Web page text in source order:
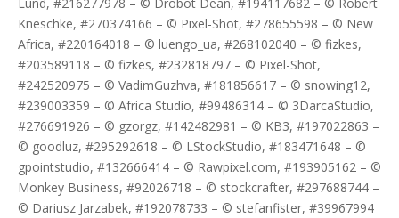
Kneschke, #270374166 – © Pixel-Shot, #278655598 – © New
Africa, #220164018 – © luengo_ua, #268102040 – © fizkes,
#203589118 – © fizkes, #232818797 – © Pixel-Shot,
#242520975 – © VadimGuzhva, #181856617 – © snowing12,
#239003359 – © Africa Studio, #99486314 – © 3DarcaStudio,
#276691926 – © gzorgz, #142482981 – © KB3, #197022863 –
© goodluz, #295292618 – © LStockStudio, #183471648 – ©
gpointstudio, #132666414 – © Rawpixel.com, #193905162 – ©
Monkey Business, #92026718 – © stockcrafter, #297688744 –
© Dariusz Jarzabek, #192078733 – © stefanfister, #39967994